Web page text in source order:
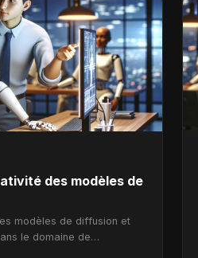
des modèles de
modèles de diffusion et
le domaine de